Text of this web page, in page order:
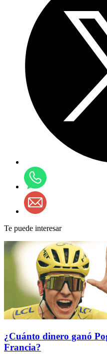
Te puede interesar
¿Cuánto dinero ganó
Francia?